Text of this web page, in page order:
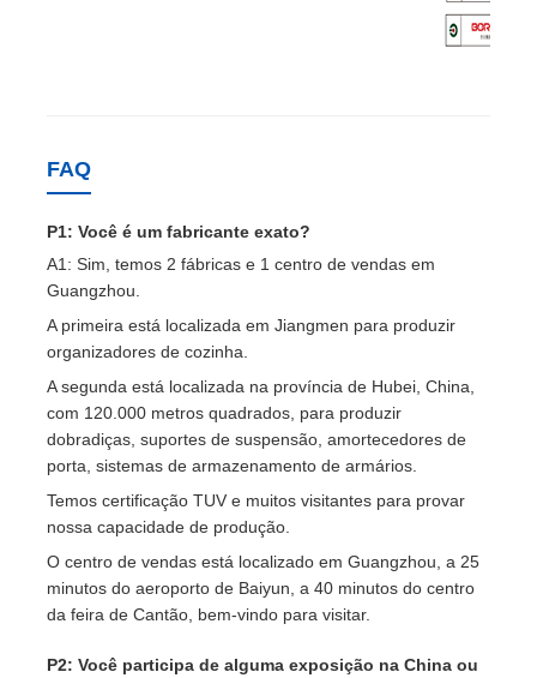
FAQ
P1: Você é um fabricante exato?
A1: Sim, temos 2 fábricas e 1 centro de vendas em
Guangzhou.
A primeira está localizada em Jiangmen para produzir
organizadores de cozinha.
A segunda está localizada na província de Hubei, China,
com 120.000 metros quadrados, para produzir
dobradiças, suportes de suspensão, amortecedores de
porta, sistemas de armazenamento de armários.
Temos certificação TUV e muitos visitantes para provar
nossa capacidade de produção.
O centro de vendas está localizado em Guangzhou, a 25
minutos do aeroporto de Baiyun, a 40 minutos do centro
da feira de Cantão, bem-vindo para visitar.
P2: Você participa de alguma exposição na China ou